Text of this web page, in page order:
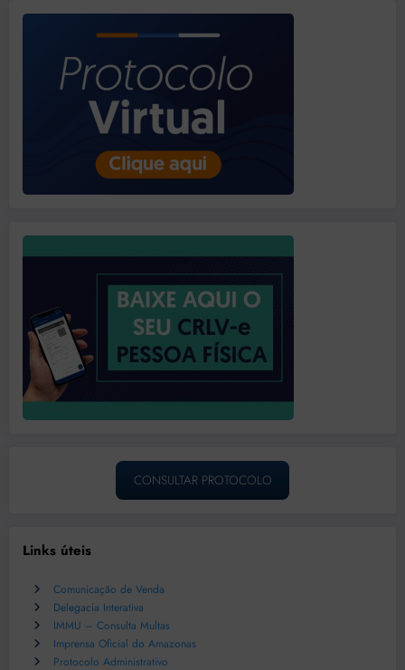
CONSULTAR PROTOCOLO
Links úteis
Comunicação de Venda
Delegacia Interativa
IMMU – Consulta Multas
Imprensa Oficial do Amazonas
Protocolo Administrativo